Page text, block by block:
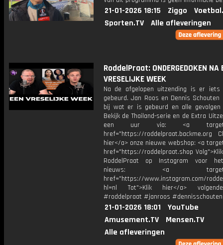
21-01-2026 18:15 Ziggo
Sporten.TV
Alle afleveringen
RoddelPraat: ONDERGEDOKEN NA
VRESELIJKE WEEK
Na de afgelopen uitzending is er iets
gebeurd. Jan Roos en Dennis
bij wat er is gebeurd en alle gevolgen
Bekijk de Thailand-serie en de Extra
een uur via: <a
href="https://roddelpraat.backme.org
hier</a> onze nieuwe webshop: <a
href="https://roddelpraat.shop
RoddelPraat op Instagram voor
nieuws: <a
href="https://www.instagram.com/
hl=nl Tot">Klik hier</a>
#roddelpraat #janroos #dennisschouten
21-01-2026 18:01
YouTube
Amusement.TV
Mensen.TV
Alle afleveringen